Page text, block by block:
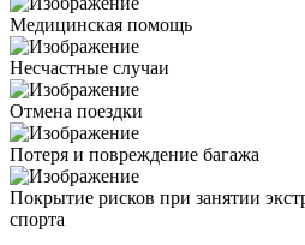
Медицинская помощь
Несчастные случаи
Отмена поездки
Потеря и повреждение багажа
Покрытие рисков при занятии
спорта